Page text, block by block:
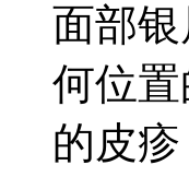
面部
何位
的皮